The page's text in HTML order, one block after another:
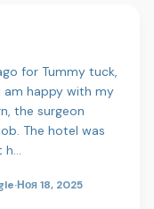
for Tummy tuck,
am happy with my
the surgeon
The hotel was
·Ноя 18, 2025